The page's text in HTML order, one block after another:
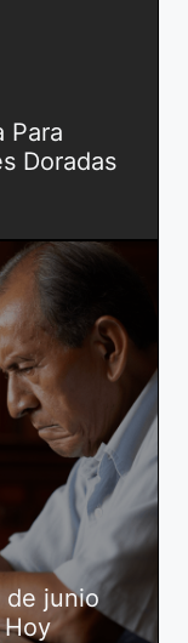
Para
Doradas
de junio